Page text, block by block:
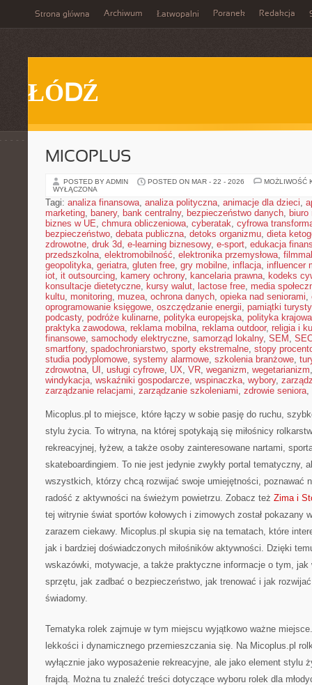
Strona główna Archiwum Łatwopalni Poranek Redakcja
ŁÓDŹ
MICOPLUS
POSTED BY ADMIN POSTED ON MAR - 22 - 2026
MOŻLIWOŚĆ
WYŁĄCZONA
Tagi: analiza finansowa, analiza polityczna, animacje dla dzieci,
marketing, banery, bank centralny, bezpieczeństwo danych, biuro
biznes w UE, chmura obliczeniowa, cyberatak, cyfrowa
bezpieczeństwo, debata publiczna, detoks organizmu, dieta
zdrowotne, druk 3d, e-learning biznesowy, e-sport, edukacja
przedszkolna, elektromobilność, elektronika przemysłowa,
geopolityka, geriatra, gluten free, gry mobilne, inflacja, influencer
iot, it outsourcing, kamery ochrony, kancelaria prawna, kodeks
konsultacje dietetyczne, kursy walut, lactose free, media
kultu, monitoring, muzea, ochrona danych, opieka nad seniorami,
oprogramowanie księgowe, oszczędzanie energii, pamiątki
podcasty, podróże kulinarne, polityka europejska, polityka krajowa
praktyka zawodowa, reklama mobilna, reklama outdoor, religia i
finansowe, samochody elektryczne, samorząd lokalny, SEM ,
smartfony, spadochroniarstwo, sporty ekstremalne, stopy
studia podyplomowe, systemy alarmowe, szkolenia branżowe,
zdrowotna, UI , usługi cyfrowe, UX, VR, weganizm, wegetarianizm
windykacja, wskaźniki gospodarcze, wspinaczka, wybory,
zarządzanie relacjami, zarządzanie szkoleniami, zdrowie seniora,
Micoplus.pl to miejsce, które łączy w sobie pasję do ruchu,
stylu życia. To witryna, na której spotykają się miłośnicy
rekreacyjnej, łyżew, a także osoby zainteresowane nartami,
skateboardingiem. To nie jest jedynie zwykły portal tematyczny,
wszystkich, którzy chcą rozwijać swoje umiejętności, poznawać
radość z aktywności na świeżym powietrzu. Zobacz też Zima i
tej witrynie świat sportów kołowych i zimowych został pokazany
zarazem ciekawy. Micoplus.pl skupia się na tematach, które
jak i bardziej doświadczonych miłośników aktywności. Dzięki
wskazówki, motywacje, a także praktyczne informacje o tym, jak
sprzętu, jak zadbać o bezpieczeństwo, jak trenować i jak
świadomy.
Tematyka rolek zajmuje w tym miejscu wyjątkowo ważne
lekkości i dynamicznego przemieszczania się. Na Micoplus.pl
wyłącznie jako wyposażenie rekreacyjne, ale jako element stylu
frajdą. Można tu znaleźć treści dotyczące wyboru rolek dla